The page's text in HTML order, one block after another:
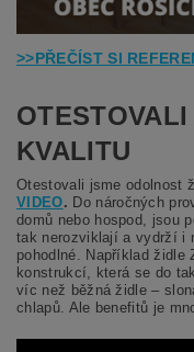
>>PŘEČÍST SI
KVALITU
Otestovali jsme odolnost
VIDEO. Do náročných
domů nebo hospod, jsou
tak nerozviklají a vydrží i
pohodlné. Například židle
konstrukcí, která se do
víc než běžná židle –
chlapů. Ale benefitů je